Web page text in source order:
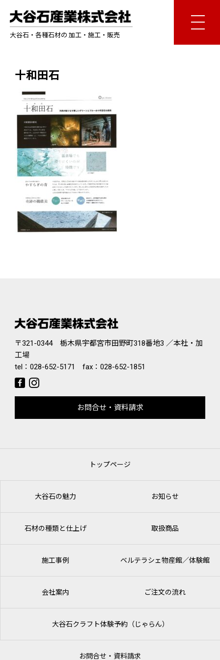
大谷石・各種石材の 加工・施工・販売
十和田石
〒321-0344 栃木県宇都宮市田野町318番地3 ／本社・加
工場
tel： 028-652-5171 fax：028-652-1851
お問合せ・資料請求
トップページ
大谷石の魅力 お知らせ
石材の種類と仕上げ 取扱商品
施工事例 ベルテラシェ物産館／体験館
会社案内 ご注文の流れ
大谷石クラフト体験予約（じゃらん）
お問合せ・資料請求